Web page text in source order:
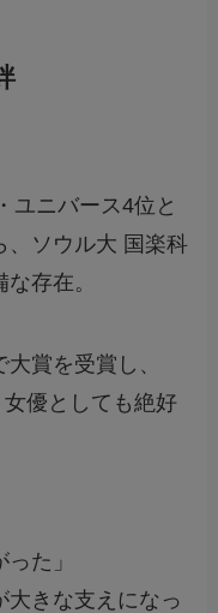
ユニバース4位と
、ソウル大 国楽科
存在。
賞を受賞し、
優としても絶好
た」
大きな支えになっ